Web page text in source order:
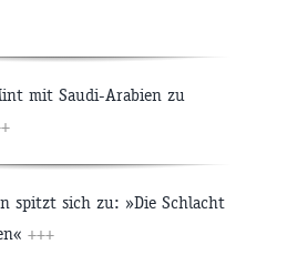
mit Saudi-Arabien zu
spitzt sich zu: »Die Schlacht
+++